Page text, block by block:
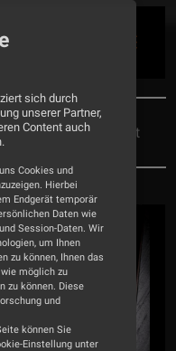
Ingenieurskunst
sich durch
unserer Partner,
Content auch
Cookies und
Hierbei
Endgerät temporär
Daten wie
Session-Daten. Wir
um Ihnen
zu können, Ihnen das
möglich zu
zu können. Diese
und
können Sie
Einstellung unter